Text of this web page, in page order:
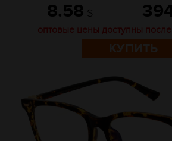
8.58 $
оптовые цены доступны
КУПИТЬ